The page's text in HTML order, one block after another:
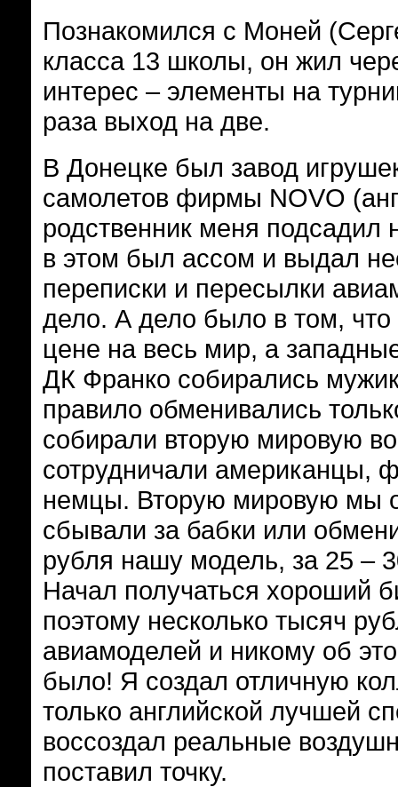
Познакомился с Моней
класса 13 школы, он жил
интерес – элементы на
раза выход на две.
В Донецке был завод
самолетов фирмы NOVO
родственник меня
в этом был ассом и выдал
переписки и пересылки
дело. А дело было в том,
цене на весь мир, а
ДК Франко собирались
правило обменивались
собирали вторую мировую
сотрудничали американцы,
немцы. Вторую мировую мы
сбывали за бабки или
рубля нашу модель, за 25 –
Начал получаться хороший
поэтому несколько тысяч
авиамоделей и никому об
было! Я создал отличную
только английской лучшей
воссоздал реальные
поставил точку.